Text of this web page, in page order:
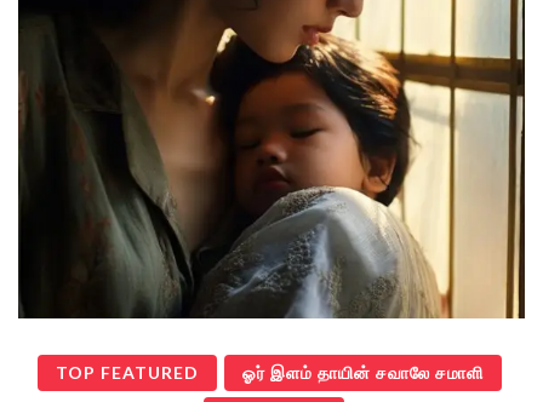
TOP FEATURED ஓர் இளம் தாயின் சவாலே சமாளி